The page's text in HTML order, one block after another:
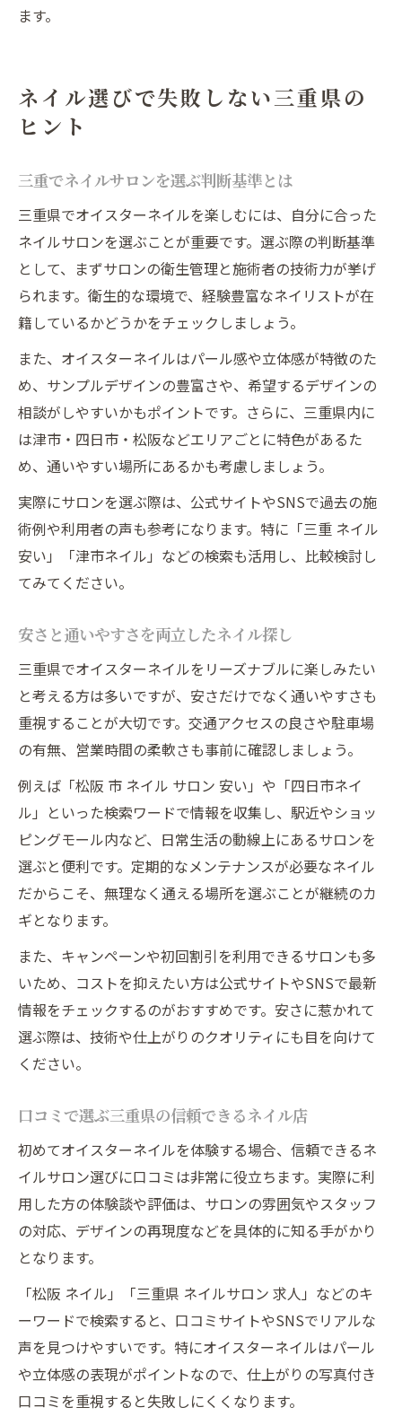
ます。
ネイル選びで失敗しない三重県の
ヒント
三重でネイルサロンを選ぶ判断基準とは
三重県でオイスターネイルを楽しむには、自分に合った
ネイルサロンを選ぶことが重要です。選ぶ際の判断基準
として、まずサロンの衛生管理と施術者の技術力が挙げ
られます。衛生的な環境で、経験豊富なネイリストが在
籍しているかどうかをチェックしましょう。
また、オイスターネイルはパール感や立体感が特徴のた
め、サンプルデザインの豊富さや、希望するデザインの
相談がしやすいかもポイントです。さらに、三重県内に
は津市・四日市・松阪などエリアごとに特色があるた
め、通いやすい場所にあるかも考慮しましょう。
実際にサロンを選ぶ際は、公式サイトやSNSで過去の施
術例や利用者の声も参考になります。特に「三重 ネイル
安い」「津市ネイル」などの検索も活用し、比較検討し
てみてください。
安さと通いやすさを両立したネイル探し
三重県でオイスターネイルをリーズナブルに楽しみたい
と考える方は多いですが、安さだけでなく通いやすさも
重視することが大切です。交通アクセスの良さや駐車場
の有無、営業時間の柔軟さも事前に確認しましょう。
例えば「松阪 市 ネイル サロン 安い」や「四日市ネイ
ル」といった検索ワードで情報を収集し、駅近やショッ
ピングモール内など、日常生活の動線上にあるサロンを
選ぶと便利です。定期的なメンテナンスが必要なネイル
だからこそ、無理なく通える場所を選ぶことが継続のカ
ギとなります。
また、キャンペーンや初回割引を利用できるサロンも多
いため、コストを抑えたい方は公式サイトやSNSで最新
情報をチェックするのがおすすめです。安さに惹かれて
選ぶ際は、技術や仕上がりのクオリティにも目を向けて
ください。
口コミで選ぶ三重県の信頼できるネイル店
初めてオイスターネイルを体験する場合、信頼できるネ
イルサロン選びに口コミは非常に役立ちます。実際に利
用した方の体験談や評価は、サロンの雰囲気やスタッフ
の対応、デザインの再現度などを具体的に知る手がかり
となります。
「松阪 ネイル」「三重県 ネイルサロン 求人」などのキ
ーワードで検索すると、口コミサイトやSNSでリアルな
声を見つけやすいです。特にオイスターネイルはパール
や立体感の表現がポイントなので、仕上がりの写真付き
口コミを重視すると失敗しにくくなります。